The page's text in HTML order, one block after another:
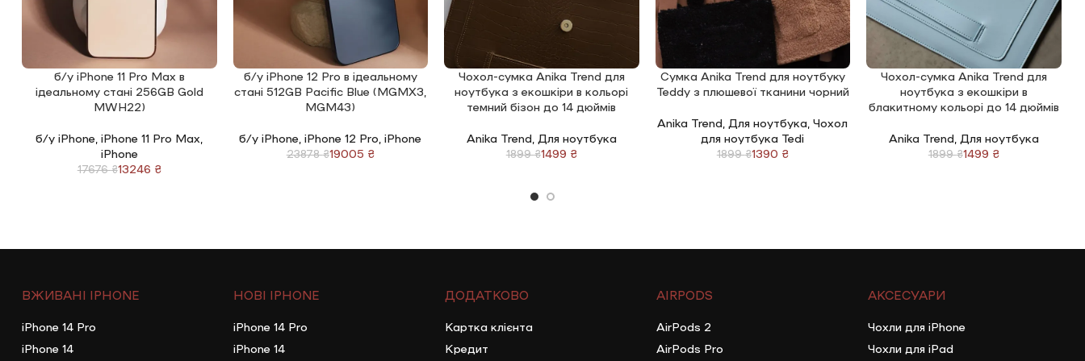
ЧИТАТИ ДАЛІ
б/у iPhone 11 Pro Max в
ідеальному стані 256GB Gold
MWH22)
б/у iPhone ,iPhone 11 Pro Max
iPhone
17676₴13246 ₴
ЧИТАТИ ДАЛІ
б/у iPhone 12 Pro в ідеальному
стані 512GB Pacific Blue (MGMX3,
MGM43)
б/у iPhone ,iPhone 12 Pro ,iPhone
23878₴19005 ₴
ДОДАТИ В КОШИК
Чохол-сумка Anika Trend для
ноутбука з екошкіри в кольорі
темний бізон до 14 дюймів
Anika Trend Для ноутбука
1899₴1499 ₴
ДОДАТИ В КОШИК
Сумка Anika Trend для ноутбуку
Teddy з плюшевої тканини чорний
Anika Trend Для ноутбука ,Чохол
для ноутбука Tedi
1899₴1390 ₴
ДОДАТИ В КОШИК
Чохол-сумка Anika Trend для
ноутбука з екошкіри в
блакитному кольорі до 14 дюймів
Anika Trend Для ноутбука
1899₴1499 ₴
ВЖИВАНІ IPHONE
iPhone 14 Pro
iPhone 14
НОВІ IPHONE
iPhone 14 Pro
iPhone 14
ДОДАТКОВО
Картка клієнта
Кредит
AIRPODS
AirPods 2
AirPods Pro
АКСЕСУАРИ
Чохли для iPhone
Чохли для iPad